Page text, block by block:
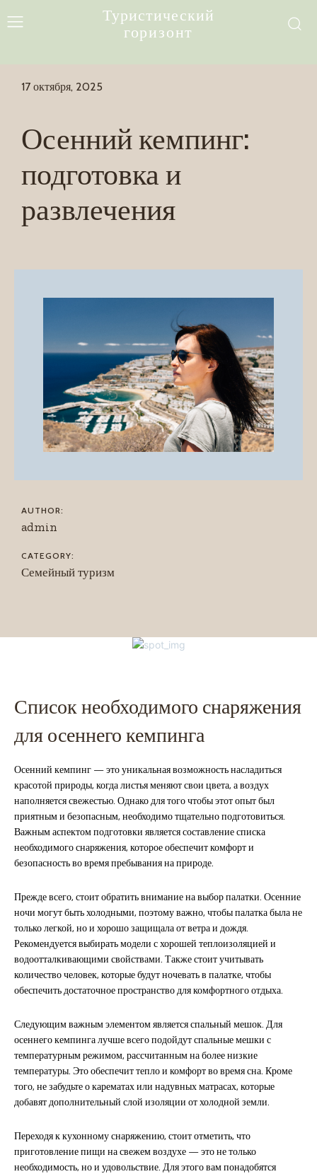
Туристический
горизонт
Осенний кемпинг:
подготовка и
развлечения
17 октября, 2025
AUTHOR:
admin
CATEGORY:
Семейный туризм
Список необходимого снаряжения
для осеннего кемпинга
Осенний кемпинг — это уникальная возможность насладиться
красотой природы, когда листья меняют свои цвета, а воздух
наполняется свежестью. Однако для того чтобы этот опыт был
приятным и безопасным, необходимо тщательно подготовиться.
Важным аспектом подготовки является составление списка
необходимого снаряжения, которое обеспечит комфорт и
безопасность во время пребывания на природе.
Прежде всего, стоит обратить внимание на выбор палатки. Осенние
ночи могут быть холодными, поэтому важно, чтобы палатка была не
только легкой, но и хорошо защищала от ветра и дождя.
Рекомендуется выбирать модели с хорошей теплоизоляцией и
водоотталкивающими свойствами. Также стоит учитывать
количество человек, которые будут ночевать в палатке, чтобы
обеспечить достаточное пространство для комфортного отдыха.
Следующим важным элементом является спальный мешок. Для
осеннего кемпинга лучше всего подойдут спальные мешки с
температурным режимом, рассчитанным на более низкие
температуры. Это обеспечит тепло и комфорт во время сна. Кроме
того, не забудьте о карематах или надувных матрасах, которые
добавят дополнительный слой изоляции от холодной земли.
Переходя к кухонному снаряжению, стоит отметить, что
приготовление пищи на свежем воздухе — это не только
необходимость, но и удовольствие. Для этого вам понадобятся